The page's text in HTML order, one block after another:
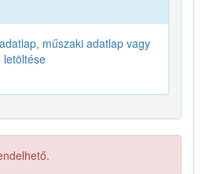
műszaki adatlap vagy
letöltése